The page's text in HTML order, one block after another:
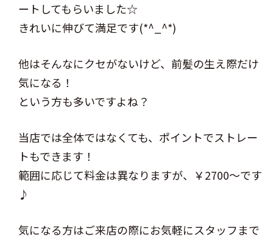
ートしてもらいました☆
きれいに伸びて満足です(*^_^*)
他はそんなにクセがないけど、前髪の生え際だけ
気になる！
という方も多いですよね？
当店では全体ではなくても、ポイントでストレー
トもできます！
範囲に応じて料金は異なりますが、￥2700～です
♪
気になる方はご来店の際にお気軽にスタッフまで